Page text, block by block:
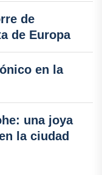
de
de Europa
en la
una joya
la ciudad